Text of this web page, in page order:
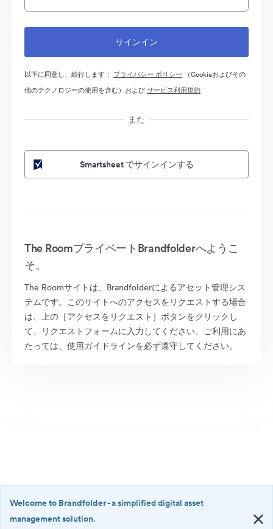
以下に同意し、続行します： プライバシー ポリシー （Cookieおよびその
他のテクノロジーの使用を含む）およびサービス利用規約
また
Smartsheet でサインインする
The RoomプライベートBrandfolderへようこ
そ。
The Roomサイトは、Brandfolderによるアセット管理シス
テムです。このサイトへのアクセスをリクエストする場合
は、上の［アクセスをリクエスト］ボタンをクリックし
て、リクエストフォームに入力してください。ご利用にあ
たっては、使用ガイドラインを必ず遵守してください。
Welcome to Brandfolder- a simplified digital asset
management solution.